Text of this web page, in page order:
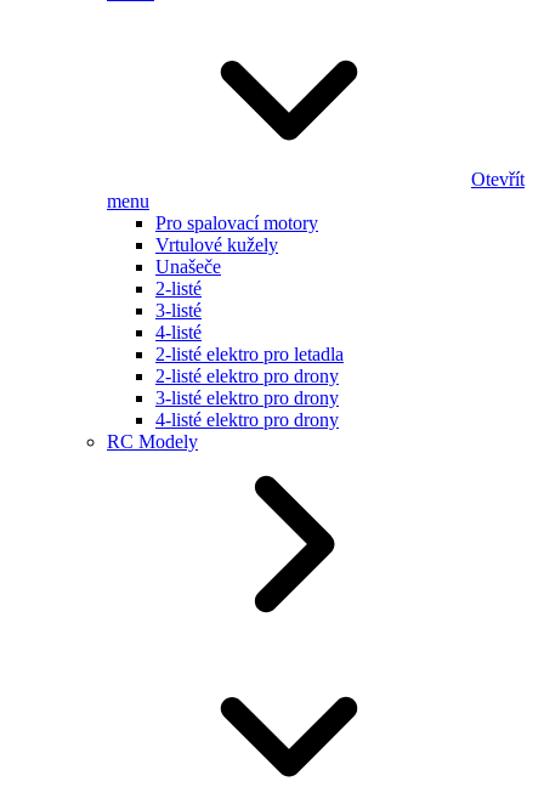
Otevřít
menu
Pro spalovací motory
Vrtulové kužely
Unašeče
2-listé
3-listé
4-listé
2-listé elektro pro letadla
2-listé elektro pro drony
3-listé elektro pro drony
4-listé elektro pro drony
RC Modely